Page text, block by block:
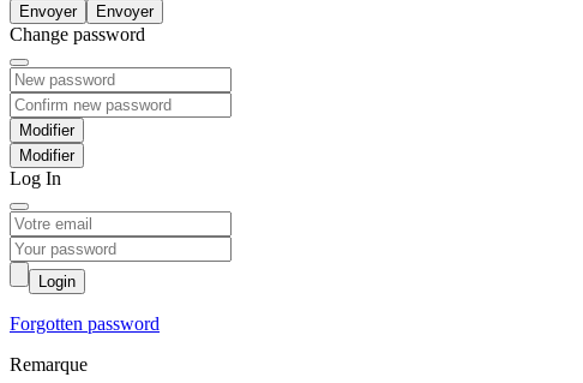
Envoyer
Change password
Modifier
Log In
Login
Forgotten password
Remarque